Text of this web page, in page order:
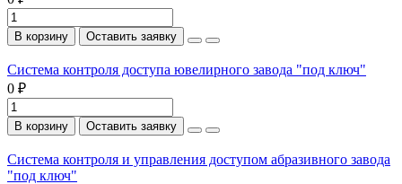
В корзину Оставить заявку
Система контроля доступа ювелирного завода "под ключ"
0 ₽
В корзину Оставить заявку
Система контроля и управления доступом абразивного завода
"под ключ"